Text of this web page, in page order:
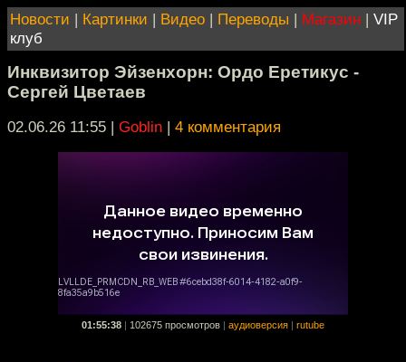
Новости | Картинки | Видео | Переводы | Магазин | VIP
клуб
Инквизитор Эйзенхорн: Ордо Еретикус -
Сергей Цветаев
02.06.26 11:55 | Goblin | 4 комментария
01:55:38 102675 просмотров аудиоверсия rutube